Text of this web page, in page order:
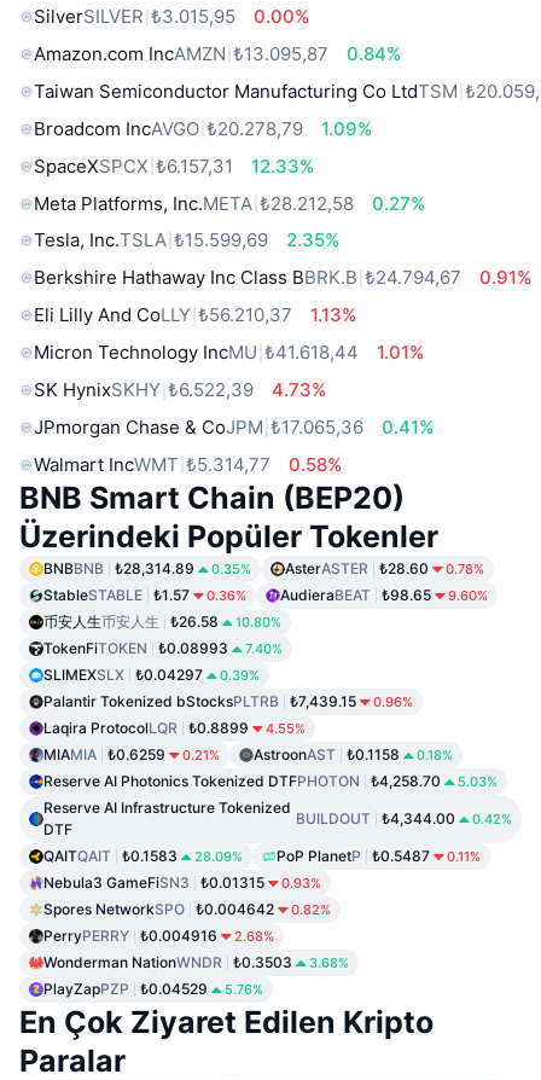
SilverSILVER ₺3.015,95
0.00%
Amazon.com IncAMZN ₺13.095,87
0.84%
Taiwan Semiconductor Manufacturing Co LtdTSM
Broadcom IncAVGO ₺20.278,79
1.09%
SpaceXSPCX ₺6.157,31
12.33%
Meta Platforms, Inc.META ₺28.212,58
0.27%
Tesla, Inc.TSLA ₺15.599,69
2.35%
Berkshire Hathaway Inc Class BBRK.B ₺24.794,67
0.91%
Eli Lilly And CoLLY ₺56.210,37
1.13%
Micron Technology IncMU ₺41.618,44
1.01%
SK HynixSKHY ₺6.522,39
4.73%
JPmorgan Chase & CoJPM ₺17.065,36
0.41%
Walmart IncWMT ₺5.314,77 0.58%
BNB Smart Chain (BEP20)
Üzerindeki Popüler Tokenler
BNBBNB ₺28,314.89 0.35% AsterASTER ₺28.60 0.78%
StableSTABLE ₺1.57 0.36% AudieraBEAT ₺98.65 9.60%
币安人生币安人生 ₺26.58 10.80%
TokenFiTOKEN ₺0.08993 7.40%
SLIMEXSLX ₺0.04297 0.39%
Palantir Tokenized bStocksPLTRB ₺7,439.15 0.96%
Laqira ProtocolLQR ₺0.8899 4.55%
MIAMIA ₺0.6259 0.21% AstroonAST ₺0.1158 0.18%
Reserve AI Photonics Tokenized DTFPHOTON ₺4,258.70 5.03%
Reserve AI Infrastructure Tokenized
DTF
BUILDOUT ₺4,344.00 0.42%
QAITQAIT ₺0.1583 28.09% PoP PlanetP ₺0.5487 0.11%
Nebula3 GameFiSN3 ₺0.01315 0.93%
Spores NetworkSPO ₺0.004642 0.82%
PerryPERRY ₺0.004916 2.68%
Wonderman NationWNDR ₺0.3503 3.68%
PlayZapPZP ₺0.04529 5.76%
En Çok Ziyaret Edilen Kripto
Paralar